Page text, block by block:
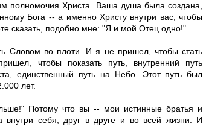
полномочия Христа. Ваша душа была создана,
Бога -- а именно Христу внутри вас, чтобы
сказать, подобно мне: "Я и мой Отец одно!"
Словом во плоти. И я не пришел, чтобы стать
чтобы показать путь, внутренний путь
единственный путь на Небо. Этот путь был
лет.
Потому что вы -- мои истинные братья и
внутри себя, друг в друге и во всей жизни. И